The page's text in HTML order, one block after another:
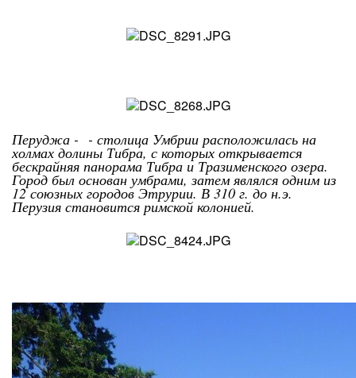
Перуджа - - столица Умбрии расположилась на
холмах долины Тибра, с которых открывается
бескрайняя панорама Тибра и Тразименского озера.
Город был основан умбрами, затем являлся одним из
12 союзных городов Этрурии. В 310 г. до н.э.
Перузия становится римской колонией.